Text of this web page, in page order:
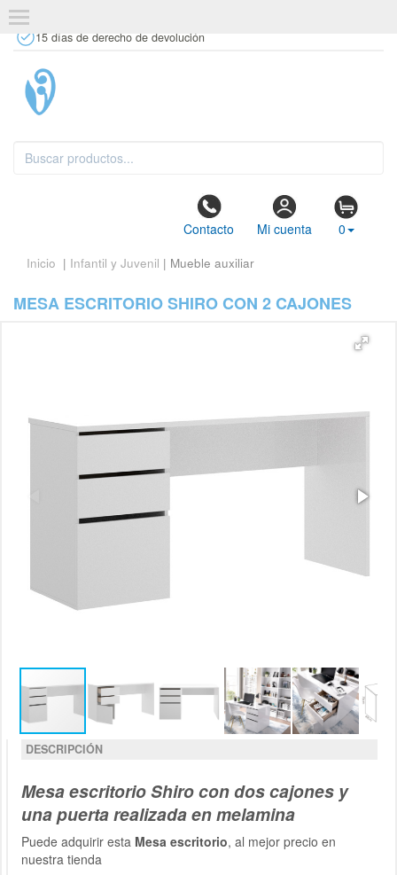
15 días de derecho de devolución
Contacto Mi cuenta 0
Inicio | Infantil y Juvenil | Mueble auxiliar
MESA ESCRITORIO SHIRO CON 2 CAJONES
DESCRIPCIÓN
Mesa escritorio Shiro con dos cajones y
una puerta realizada en melamina
Puede adquirir esta Mesa escritorio, al mejor precio en
nuestra tienda